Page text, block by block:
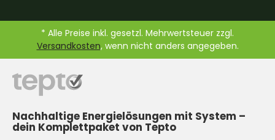
* Alle Preise inkl. gesetzl. Mehrwertsteuer zzgl.
Versandkosten, wenn nicht anders angegeben.
Nachhaltige Energielösungen mit System –
dein Komplettpaket von Tepto